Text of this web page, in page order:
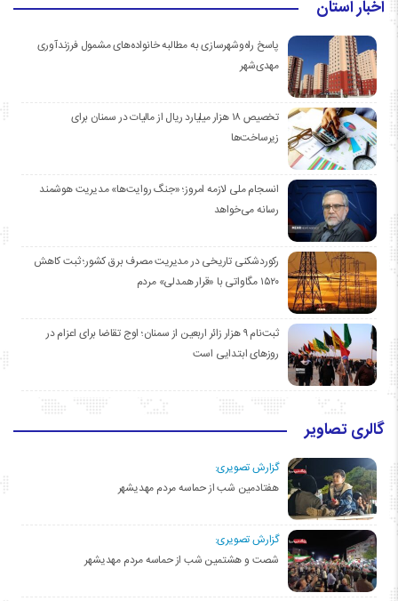
اخبار استان
پاسخ راه‌وشهرسازی به مطالبه خانواده‌های مشمول فرزندآوری
مهدی‌شهر
تخصیص ۱۸ هزار میلیارد ریال از مالیات در سمنان برای
زیرساخت‌ها
انسجام ملی لازمه امروز؛ «جنگ روایت‌ها» مدیریت هوشمند
رسانه می‌خواهد
رکوردشکنی تاریخی در مدیریت مصرف برق کشور؛ ثبت کاهش
۱۵۲۰ مگاواتی با «قرار همدلی» مردم
ثبت‌نام ۹ هزار زائر اربعین از سمنان؛ اوج تقاضا برای اعزام در
روزهای ابتدایی است
گالری تصاویر
گزارش تصویری:
هفتادمین شب از حماسه مردم مهدیشهر
گزارش تصویری:
شصت و هشتمین شب از حماسه مردم مهدیشهر